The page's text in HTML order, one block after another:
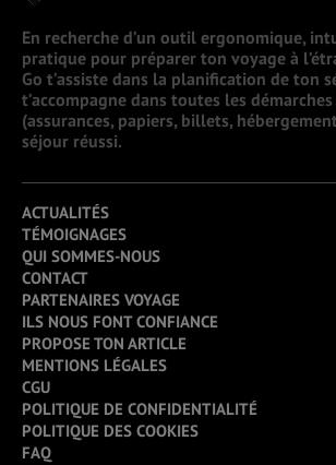
En recherche d’un outil ergonomique,
pratique pour préparer ton voyage à
Go t’assiste dans la planification de ton
t’accompagne dans toutes les
(assurances, papiers, billets,
séjour réussi.
ACTUALITÉS
TÉMOIGNAGES
QUI SOMMES-NOUS
CONTACT
PARTENAIRES VOYAGE
ILS NOUS FONT CONFIANCE
PROPOSE TON ARTICLE
MENTIONS LÉGALES
CGU
POLITIQUE DE CONFIDENTIALITÉ
POLITIQUE DES COOKIES
FAQ